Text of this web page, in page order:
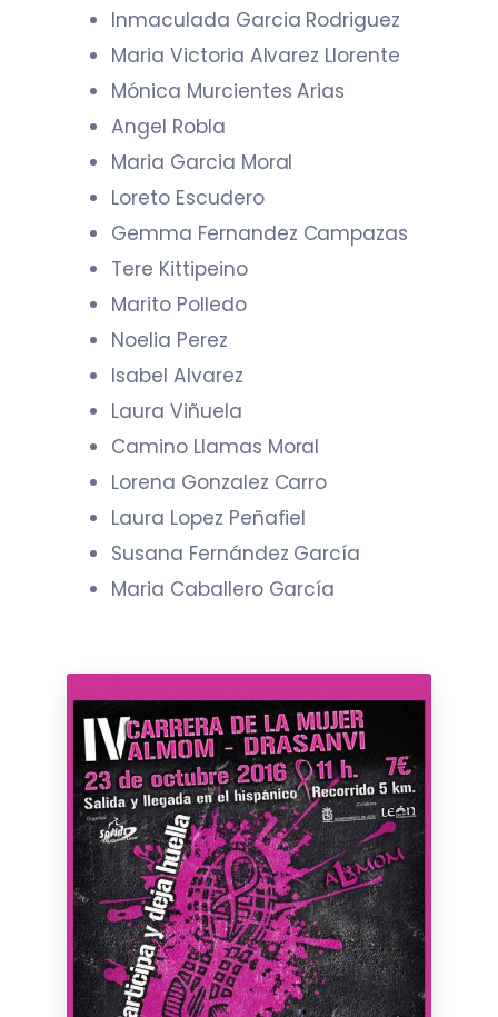
Inmaculada Garcia Rodriguez
Maria Victoria Alvarez Llorente
Mónica Murcientes Arias
Angel Robla
Maria Garcia Moral
Loreto Escudero
Gemma Fernandez Campazas
Tere Kittipeino
Marito Polledo
Noelia Perez
Isabel Alvarez
Laura Viñuela
Camino Llamas Moral
Lorena Gonzalez Carro
Laura Lopez Peñafiel
Susana Fernández García
Maria Caballero García